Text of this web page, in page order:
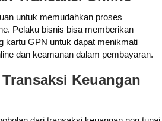
untuk memudahkan proses
Pelaku bisnis bisa memberikan
kartu GPN untuk dapat menikmati
dan keamanan dalam pembayaran.
Keuangan